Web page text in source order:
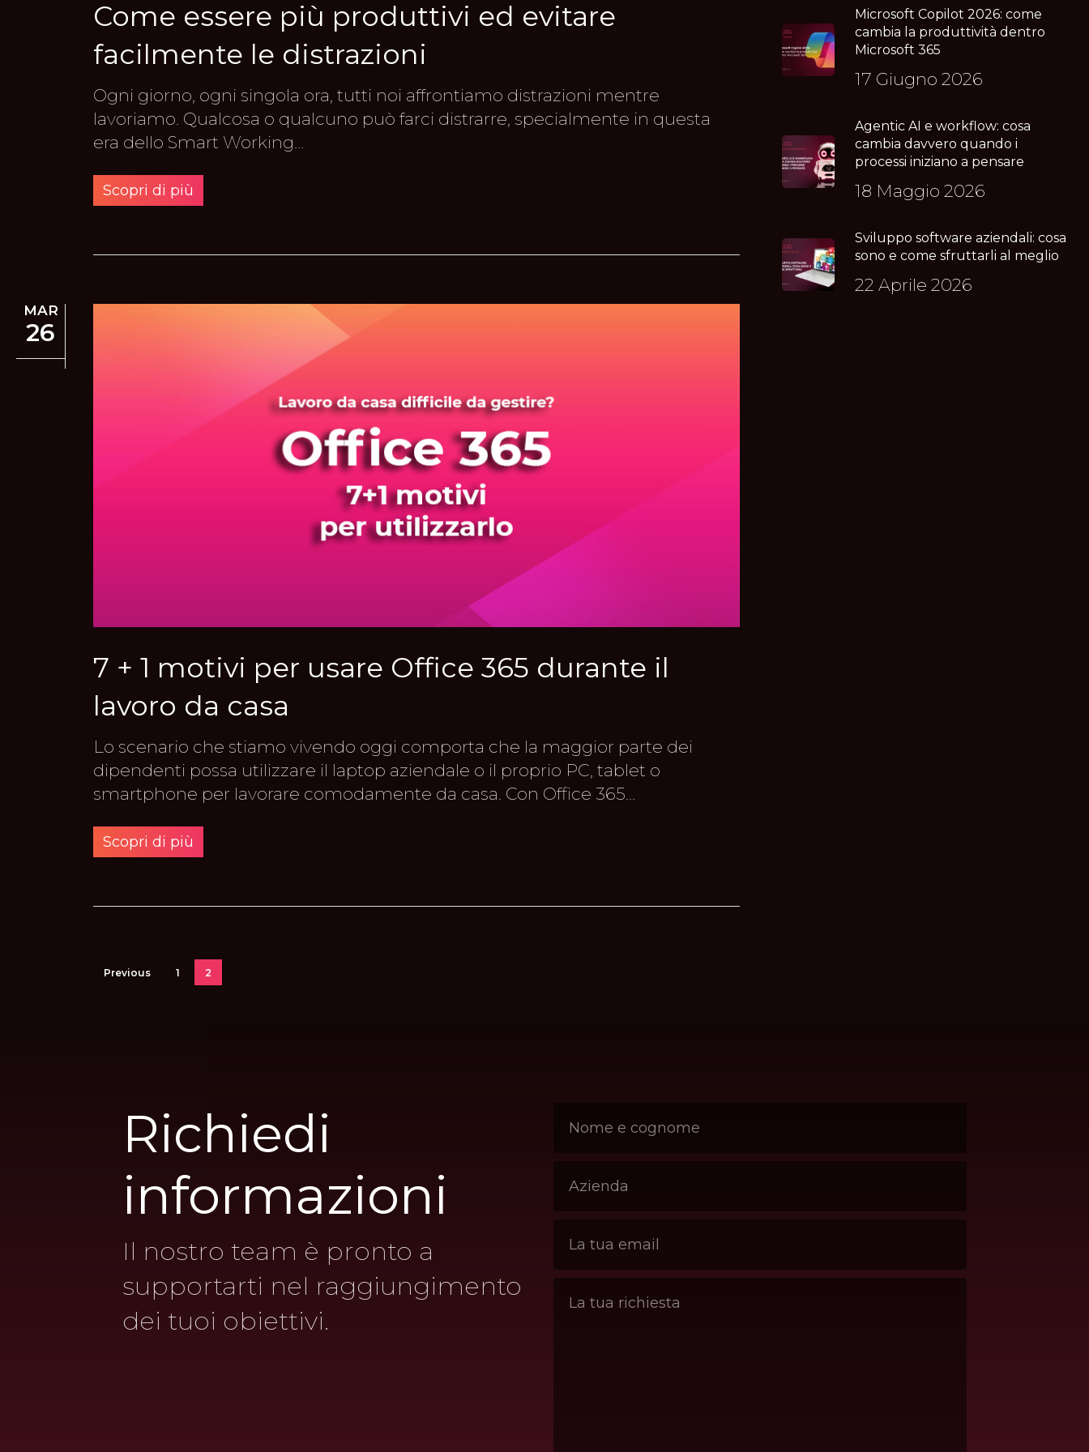
Come essere più produttivi ed evitare
facilmente le distrazioni
Ogni giorno, ogni singola ora, tutti noi affrontiamo distrazioni mentre
lavoriamo. Qualcosa o qualcuno può farci distrarre, specialmente in questa
era dello Smart Working…
Scopri di più
MAR
26
7 + 1 motivi per usare Office 365 durante il
lavoro da casa
Lo scenario che stiamo vivendo oggi comporta che la maggior parte dei
dipendenti possa utilizzare il laptop aziendale o il proprio PC, tablet o
smartphone per lavorare comodamente da casa. Con Office 365…
Scopri di più
Previous 1 2
Microsoft Copilot 2026: come
cambia la produttività dentro
Microsoft 365
17 Giugno 2026
Agentic AI e workflow: cosa
cambia davvero quando i
processi iniziano a pensare
18 Maggio 2026
Sviluppo software aziendali: cosa
sono e come sfruttarli al meglio
22 Aprile 2026
Richiedi
informazioni
Il nostro team è pronto a
supportarti nel raggiungimento
dei tuoi obiettivi.